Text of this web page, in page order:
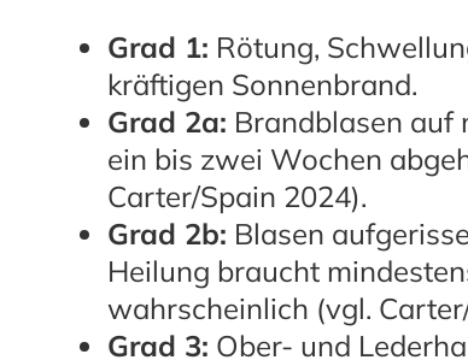
Grad 1: Rötung,
kräftigen Sonnenbrand.
Grad 2a: Brandblasen auf
ein bis zwei Wochen
Carter/Spain 2024).
Grad 2b: Blasen
Heilung braucht
wahrscheinlich (vgl.
Grad 3: Ober- und